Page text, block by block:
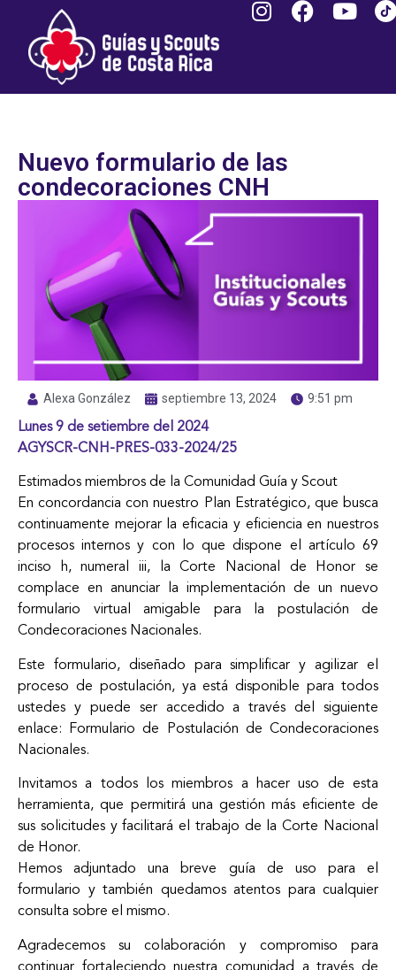
Nuevo formulario de las
condecoraciones CNH
Alexa González septiembre 13, 2024 9:51 pm
Lunes 9 de setiembre del 2024
AGYSCR-CNH-PRES-033-2024/25
Estimados miembros de la Comunidad Guía y Scout
En concordancia con nuestro Plan Estratégico, que busca
continuamente mejorar la eficacia y eficiencia en nuestros
procesos internos y con lo que dispone el artículo 69
inciso h, numeral iii, la Corte Nacional de Honor se
complace en anunciar la implementación de un nuevo
formulario virtual amigable para la postulación de
Condecoraciones Nacionales.
Este formulario, diseñado para simplificar y agilizar el
proceso de postulación, ya está disponible para todos
ustedes y puede ser accedido a través del siguiente
enlace: Formulario de Postulación de Condecoraciones
Nacionales.
Invitamos a todos los miembros a hacer uso de esta
herramienta, que permitirá una gestión más eficiente de
sus solicitudes y facilitará el trabajo de la Corte Nacional
de Honor.
Hemos adjuntado una breve guía de uso para el
formulario y también quedamos atentos para cualquier
consulta sobre el mismo.
Agradecemos su colaboración y compromiso para
continuar fortaleciendo nuestra comunidad a través de